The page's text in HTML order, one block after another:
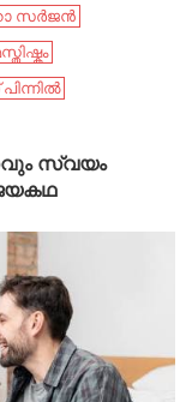
സർജൻ
സ്വയം